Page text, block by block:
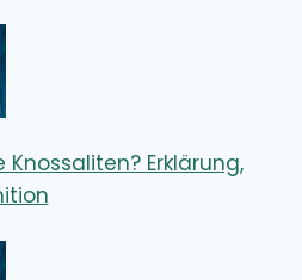
Erklärung,